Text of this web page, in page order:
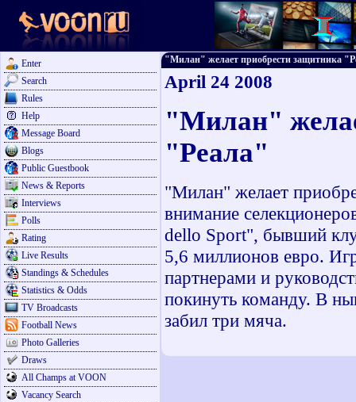
Enter
Search
Rules
Help
Message Board
Blogs
Public Guestbook
News & Reports
Interviews
Polls
Rating
Live Results
Standings & Schedules
Statistics & Odds
TV Broadcasts
Football News
Photo Galleries
Draws
All Champs at VOON
Vacancy Search
"Милан" желает приобрести защитника
April 24 2008
"Милан"
"Реала"
"Милан" желает
внимание
dello Sport", бывший
5,6 миллионов евро.
партнерами и
покинуть команду. В
забил три мяча.